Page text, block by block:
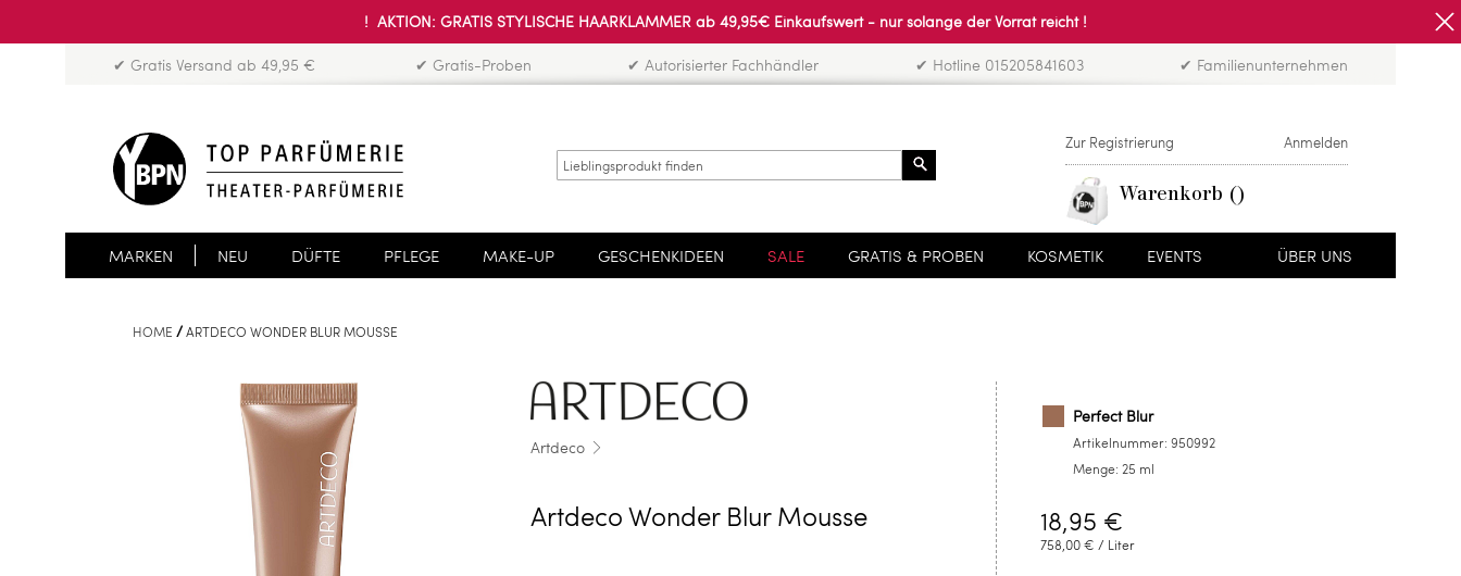
! AKTION: GRATIS STYLISCHE HAARKLAMMER ab 49,95€ Einkaufswert - nur solange der Vorrat reicht !
✔ Gratis Versand ab 49,95 € ✔ Gratis-Proben ✔ Autorisierter Fachhändler ✔ Hotline 015205841603 ✔ Familienunternehmen
Zur Registrierung Anmelden
Warenkorb
MARKEN NEU DÜFTE PFLEGE MAKE-UP GESCHENKIDEEN SALE GRATIS & PROBEN KOSMETIK EVENTS ÜBER UNS
HOME ARTDECO WONDER BLUR MOUSSE
Artdeco
Artdeco Wonder Blur Mousse
Perfect Blur
Artikelnummer: 950992
Menge: 25 ml
18,95 €
758,00 € / Liter